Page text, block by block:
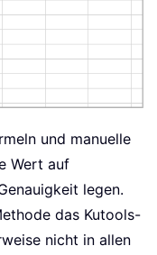
und manuelle
Wert auf
legen.
das Kutools-
nicht in allen